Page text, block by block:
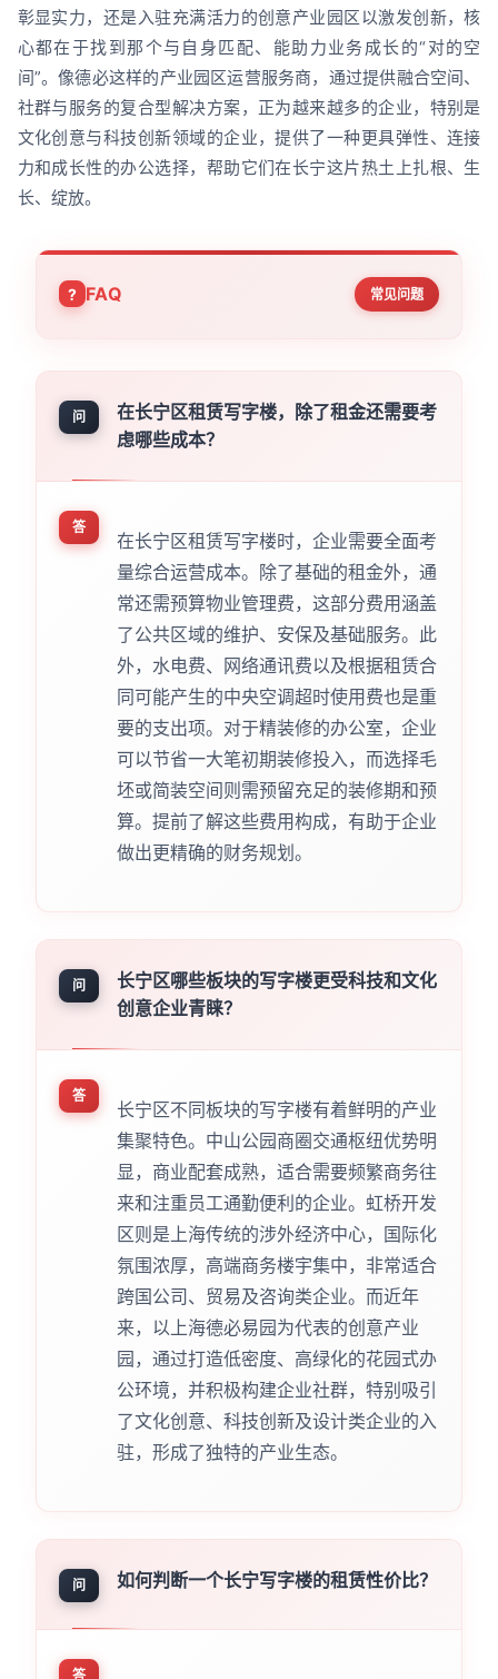
彰显实力，还是入驻充满活力的创意产业园区以激发创新，核
心都在于找到那个与自身匹配、能助力业务成长的“对的空
间”。像德必这样的产业园区运营服务商，通过提供融合空间、
社群与服务的复合型解决方案，正为越来越多的企业，特别是
文化创意与科技创新领域的企业，提供了一种更具弹性、连接
力和成长性的办公选择，帮助它们在长宁这片热土上扎根、生
长、绽放。
FAQ 常见问题
问
在长宁区租赁写字楼，除了租金还需要考
虑哪些成本？
答
在长宁区租赁写字楼时，企业需要全面考
量综合运营成本。除了基础的租金外，通
常还需预算物业管理费，这部分费用涵盖
了公共区域的维护、安保及基础服务。此
外，水电费、网络通讯费以及根据租赁合
同可能产生的中央空调超时使用费也是重
要的支出项。对于精装修的办公室，企业
可以节省一大笔初期装修投入，而选择毛
坯或简装空间则需预留充足的装修期和预
算。提前了解这些费用构成，有助于企业
做出更精确的财务规划。
问
长宁区哪些板块的写字楼更受科技和文化
创意企业青睐？
答
长宁区不同板块的写字楼有着鲜明的产业
集聚特色。中山公园商圈交通枢纽优势明
显，商业配套成熟，适合需要频繁商务往
来和注重员工通勤便利的企业。虹桥开发
区则是上海传统的涉外经济中心，国际化
氛围浓厚，高端商务楼宇集中，非常适合
跨国公司、贸易及咨询类企业。而近年
来，以上海德必易园为代表的创意产业
园，通过打造低密度、高绿化的花园式办
公环境，并积极构建企业社群，特别吸引
了文化创意、科技创新及设计类企业的入
驻，形成了独特的产业生态。
问 如何判断一个长宁写字楼的租赁性价比？
答